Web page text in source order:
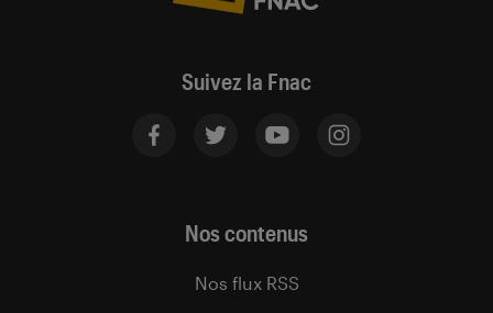
Suivez la Fnac
Nos contenus
Nos flux RSS